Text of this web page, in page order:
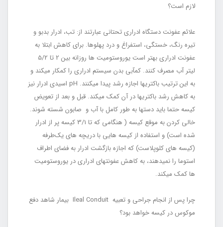
لازم است؟
علائم عفونت دستگاه ادراری تحتانی عبارتند از: تب، ادرار بدبو و
تیره رنگ، خستگی، استفراغ و درد پهلوها. برای کاهش ابتلا به
عفونت ادراری بهتر است یوروستومیت‏ ها روزانه بین 2 تا 5/2
‏لیتر آب مصرف کنند. کم‏آبی بدن سیستم ادراری را کم‏کار می‏کند و
به این ترتیب باکتری‏ها اجازه رشد پیدا می‏کنند. pH اسیدی ادرار نیز
به کاهش رشد باکتری‏ها در آن کمک می‏کند. قبل و بعد از تعویض
کیسه حتما باید دست‏ها به طور کامل با آب و صابون شسته شوند.
خالی کردن به موقع کیسه ( هنگامی که تا 3/1 کیسه پر از ادرار
شده است) و استفاده از کیسه ‏هایی با دریچه‏ های یک‌طرفه
(کیسه‏ های کلوپلاست) که اجازه بازگشت ادرار به فضای اطراف
استوما را نمی‏دهند، به کاهش عفونت‏های ادراری در یوروستومیت‏
ها کمک می‏کند.
چرا پس از انجام جراحی و تعبیه Ileal Conduit بیمار شاهد دفع
موکوس در کیسه خواهد بود؟